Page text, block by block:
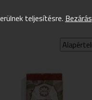
teljesítésre. Bezárás